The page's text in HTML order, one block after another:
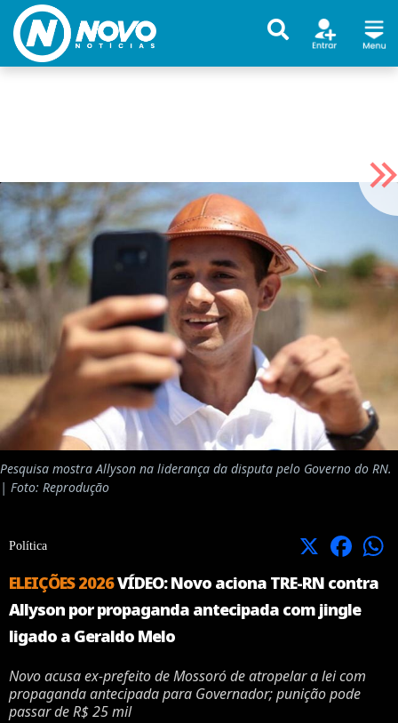
Pesquisa mostra Allyson na liderança da disputa pelo Governo do RN.
| Foto: Reprodução
Política X Facebook
ELEIÇÕES 2026VÍDEO: Novo aciona TRE-RN contra
Allyson por propaganda antecipada com jingle
ligado a Geraldo Melo
Novo acusa ex-prefeito de Mossoró de atropelar a lei com
propaganda antecipada para Governador; punição pode
passar de R$ 25 mil